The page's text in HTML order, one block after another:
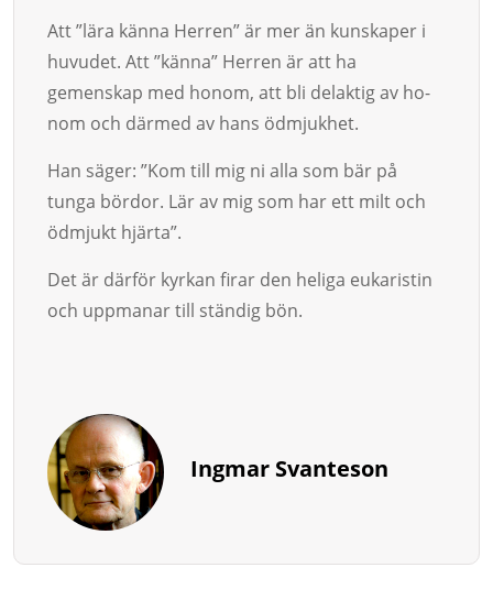
Att ”lära känna Herren” är mer än kunskaper i
huvudet. Att ”känna” Her­ren är att ha
gemenskap med honom, att bli delaktig av ho­
nom och där­­­med av hans ödmjukhet.
Han säger: ”Kom till mig ni alla som bär på
tunga bördor. Lär av mig som har ett milt och
ödmjukt hjärta”.
Det är därför kyrkan firar den heliga eukaristin
och uppmanar till ständig bön.
Ingmar Svanteson